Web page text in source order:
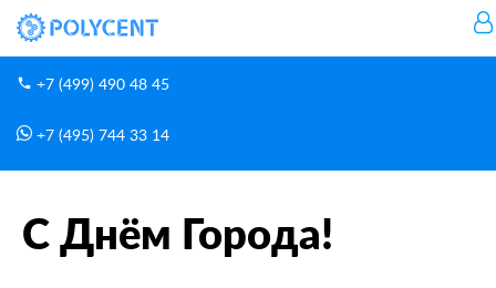
+7 (499) 490 48 45
+7 (495) 744 33 14
С Днём Города!